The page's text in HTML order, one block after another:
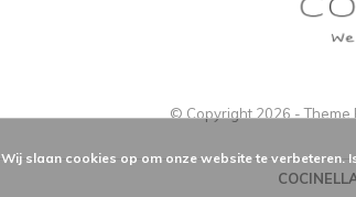
© Copyright 2026 - Theme
Wij slaan cookies op om onze website te verbeteren.